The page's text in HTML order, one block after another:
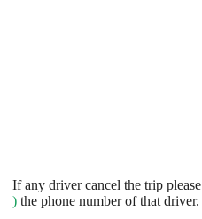
If any driver cancel the trip please
) the phone number of that driver.